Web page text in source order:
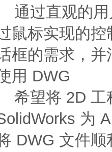
通过直观的用
鼠标实现的
框的需求，
用 DWG
希望将 2D 工
为
DWG 文件